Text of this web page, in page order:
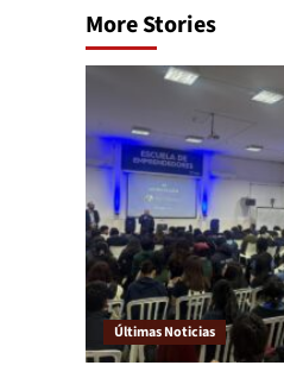
More Stories
Últimas Noticias